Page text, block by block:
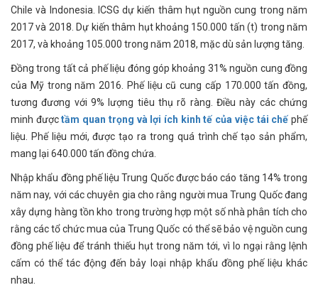
Chile và Indonesia. ICSG dự kiến ​​thâm hụt nguồn cung trong năm
2017 và 2018. Dự kiến ​​thâm hụt khoảng 150.000 tấn (t) trong năm
2017, và khoảng 105.000 trong năm 2018, mặc dù sản lượng tăng.
Đồng trong tất cả phế liệu đóng góp khoảng 31% nguồn cung đồng
của Mỹ trong năm 2016. Phế liệu cũ cung cấp 170.000 tấn đồng,
tương đương với 9% lượng tiêu thụ rõ ràng. Điều này các chứng
minh đượctầm quan trọng và lợi ích kinh tế của việc tái chế phế
liệu. Phế liệu mới, được tạo ra trong quá trình chế tạo sản phẩm,
mang lại 640.000 tấn đồng chứa.
Nhập khẩu đồng phế liệu Trung Quốc được báo cáo tăng 14% trong
năm nay, với các chuyên gia cho rằng người mua Trung Quốc đang
xây dựng hàng tồn kho trong trường hợp một số nhà phân tích cho
rằng các tổ chức mua của Trung Quốc có thể sẽ bảo vệ nguồn cung
đồng phế liệu để tránh thiếu hụt trong năm tới, vì lo ngại rằng lệnh
cấm có thể tác động đến bảy loại nhập khẩu đồng phế liệu khác
nhau.